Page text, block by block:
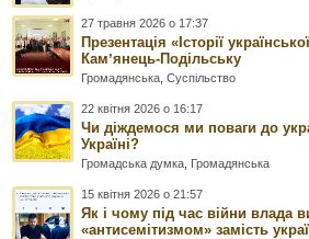
27 травня 2026 о 17:37
Презентація «Історії
Камʼянець-Подільську
Громадянська ,Суспільство
22 квітня 2026 о 16:17
Чи діждемося ми поваги до
Україні?
Громадська думка Громадянська
15 квітня 2026 о 21:57
Як і чому під час війни влада
«антисемітизмом» замість